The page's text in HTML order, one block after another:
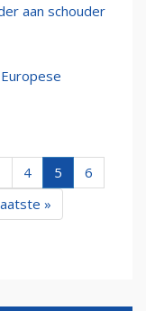
aan schouder
4 5
6
»